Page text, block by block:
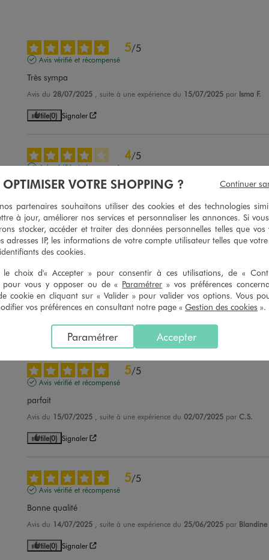
5/5
Avis vérifié et récompensé
Très sympa
Avis du 28/07/2025 , suite à une expérience du 15/07/2025 par Isma F.
Utile(0) Signaler
4/5
Avis vérifié et récompensé
C est pour un cadeau
Avis du 26/07/2025 , suite à une expérience du13/07/2025 par
Utile(0) Signaler
Avis vérifié et récompensé
Matiere agréable
Avis du17/07/2025 , suite à une expérience du 04/07/2025 parMireille
5/5
Avis vérifié et récompensé
parfait
Avis du 15/07/2025 , suite à une expérience du 02/07/2025 par C.S.
Utile(0) Signaler
5/5
Avis vérifié et récompensé
Bonne qualité
Avis du 14/07/2025 , suite à une expérience du 25/06/2025 par Blandine
Utile(0) Signaler
OPTIMISER VOTRE SHOPPING ?
partenaires souhaitons utiliser des cookies et des technologies
à jour, améliorer nos services et personnaliser les annonces. Si
stocker, accéder et traiter des données personnelles telles que vos
adresses IP, les informations de votre compte utilisateur telles que
des cookies.
le choix d'« Accepter » pour consentir à ces utilisations, de «
pour vous y opposer ou de « Paramétrer » vos préférences
cookie en cliquant sur « Valider » pour valider vos options. Vous
vos préférences en consultant notre page « Gestion des cookies ».
Accepter
Paramétrer
Continuer